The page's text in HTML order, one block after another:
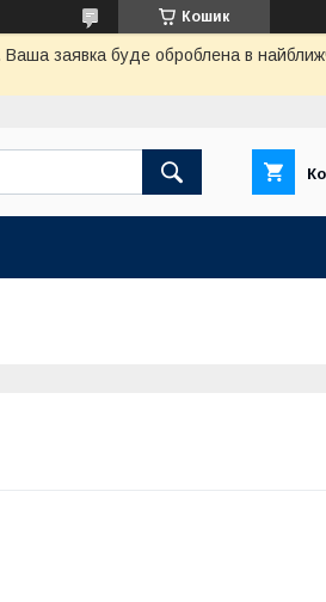
Кошик
Ваша заявка буде оброблена в